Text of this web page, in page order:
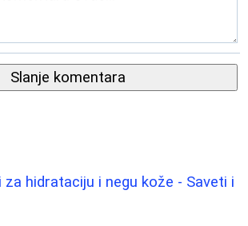
Slanje komentara
za hidrataciju i negu kože - Saveti i